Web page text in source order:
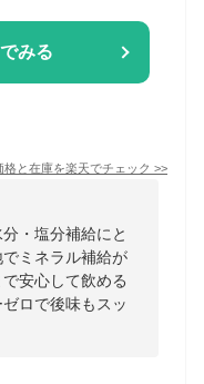
みる
格と在庫を楽天でチェック >>
・塩分補給にと
ミネラル補給が
安心して飲める
ロで後味もスッ